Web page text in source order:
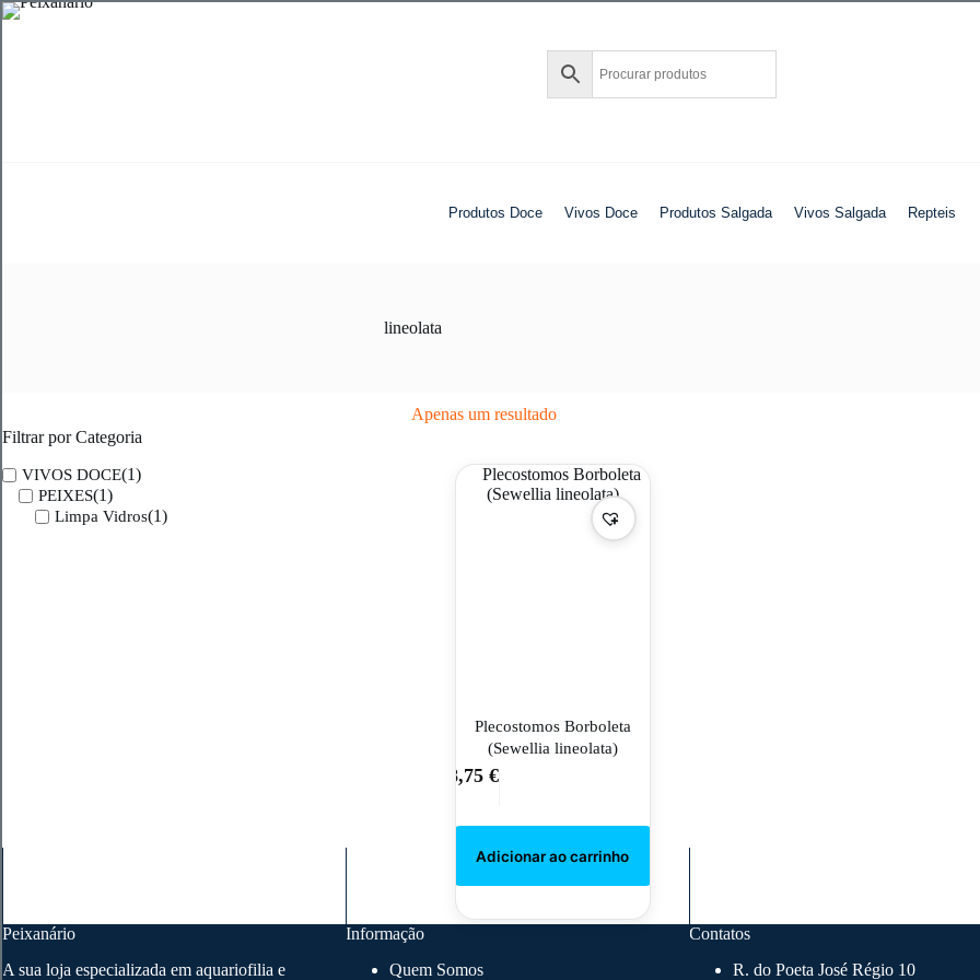
Pular
Produtos Doce Vivos Doce Produtos Salgada Vivos Salgada Repteis
lineolata
Apenas um resultado
Plecostomos Borboleta
(Sewellia lineolata)
8,75 €
Filtrar por Categoria
VIVOS DOCE(1)
PEIXES(1)
Limpa Vidros(1)
Peixanário
A sua loja especializada em aquariofilia e
Informação
Quem Somos
Contatos
R. do Poeta José Régio 10